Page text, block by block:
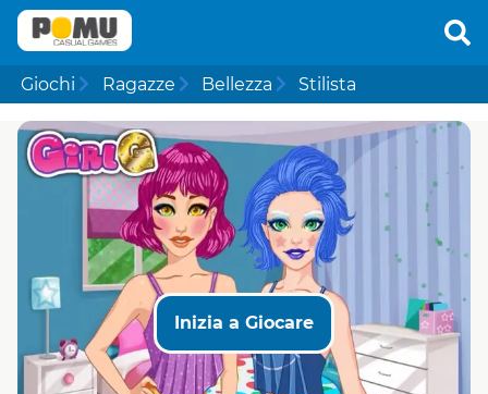
Giochi Ragazze Bellezza Stilista
Inizia a Giocare